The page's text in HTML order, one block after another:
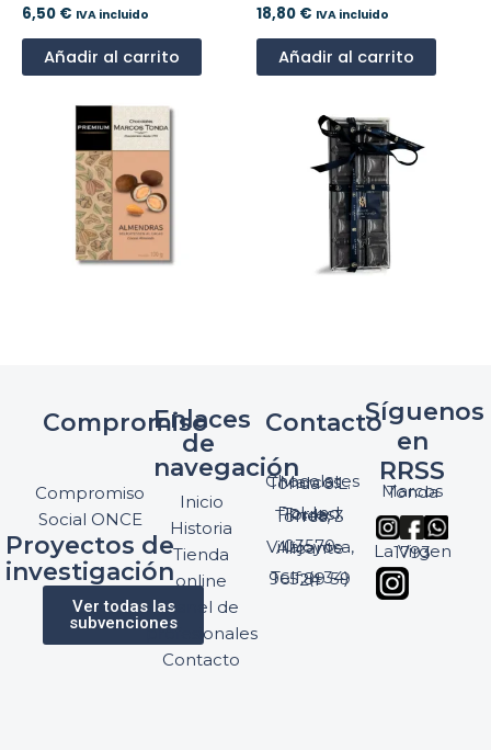
6,50 € IVA incluido
Añadir al carrito
18,80 € IVA incluido
Añadir al carrito
Compromiso
Compromiso
Social ONCE
Proyectos de
investigación
Ver todas las
subvenciones
Enlaces
de
navegación
Inicio
Historia
Tienda
online
Panel de
profesionales
Contacto
Contacto
Chocolates Marcos Tonda S.L.
Pol. Ind. Torres, Ptda. Torres, 3
03570 Villajoyosa, Alicante
Telf: (+34) 965 89 59 24
Síguenos
en
RRSS
Marcos Tonda
La Virgen 1793